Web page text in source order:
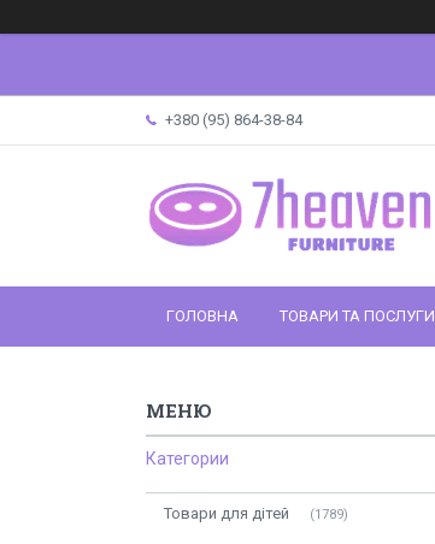
+380 (95) 864-38-84
ГОЛОВНА ТОВАРИ ТА ПОСЛУГИ
Категории
Товари для дітей 1789